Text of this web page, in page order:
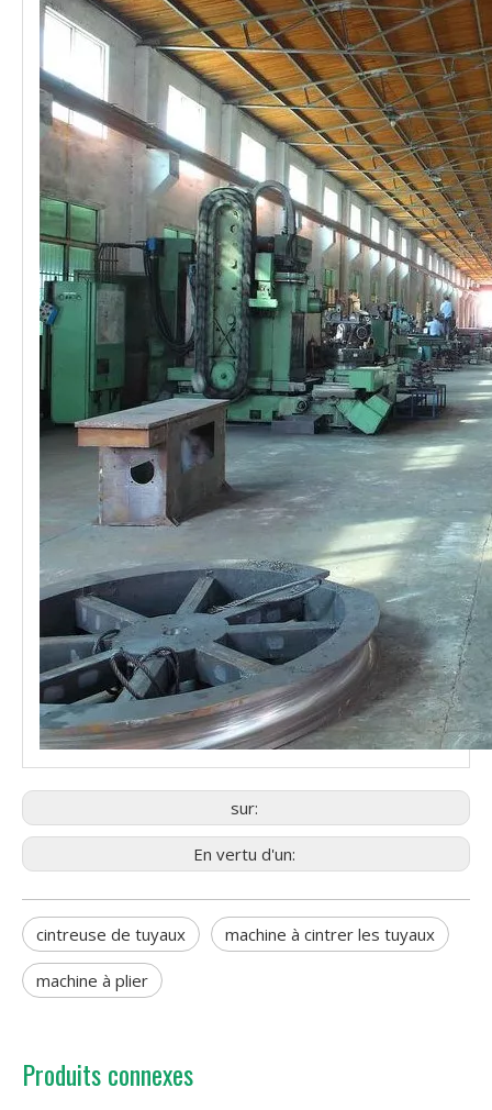
sur:
En vertu d'un:
cintreuse de tuyaux machine à cintrer les tuyaux
machine à plier
Produits connexes